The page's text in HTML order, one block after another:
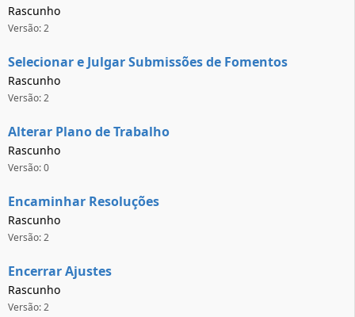
Rascunho
Versão: 2
Selecionar e Julgar Submissões de Fomentos
Rascunho
Versão: 2
Alterar Plano de Trabalho
Rascunho
Versão: 0
Encaminhar Resoluções
Rascunho
Versão: 2
Encerrar Ajustes
Rascunho
Versão: 2